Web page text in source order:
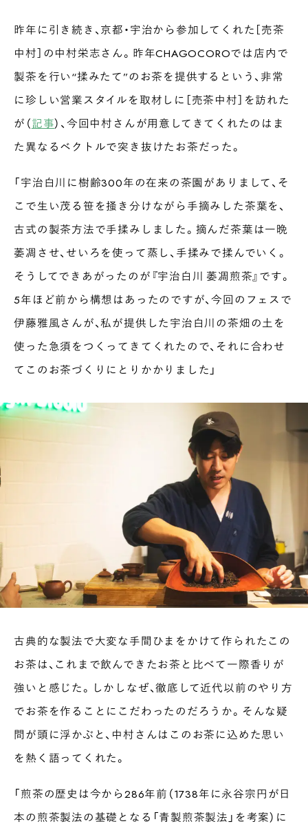
昨年に引き続き、京都・宇治から参加してくれた［売茶
中村］の中村栄志さん。昨年CHAGOCOROでは店内で
製茶を行い“揉みたて”のお茶を提供するという、非常
に珍しい営業スタイルを取材しに［売茶中村］を訪れた
が（記事）、今回中村さんが用意してきてくれたのはま
た異なるベクトルで突き抜けたお茶だった。
「宇治白川に樹齢300年の在来の茶園がありまして、そ
こで生い茂る笹を掻き分けながら手摘みした茶葉を、
古式の製茶方法で手揉みしました。摘んだ茶葉は一晩
萎凋させ、せいろを使って蒸し、手揉みで揉んでいく。
そうしてできあがったのが『宇治白川 萎凋煎茶』です。
5年ほど前から構想はあったのですが、今回のフェスで
伊藤雅風さんが、私が提供した宇治白川の茶畑の土を
使った急須をつくってきてくれたので、それに合わせ
てこのお茶づくりにとりかかりました」
古典的な製法で大変な手間ひまをかけて作られたこの
お茶は、これまで飲んできたお茶と比べて一際香りが
強いと感じた。しかしなぜ、徹底して近代以前のやり方
でお茶を作ることにこだわったのだろうか。そんな疑
問が頭に浮かぶと、中村さんはこのお茶に込めた思い
を熱く語ってくれた。
「煎茶の歴史は今から286年前（1738年に永谷宗円が日
本の煎茶製法の基礎となる「青製煎茶製法」を考案）に